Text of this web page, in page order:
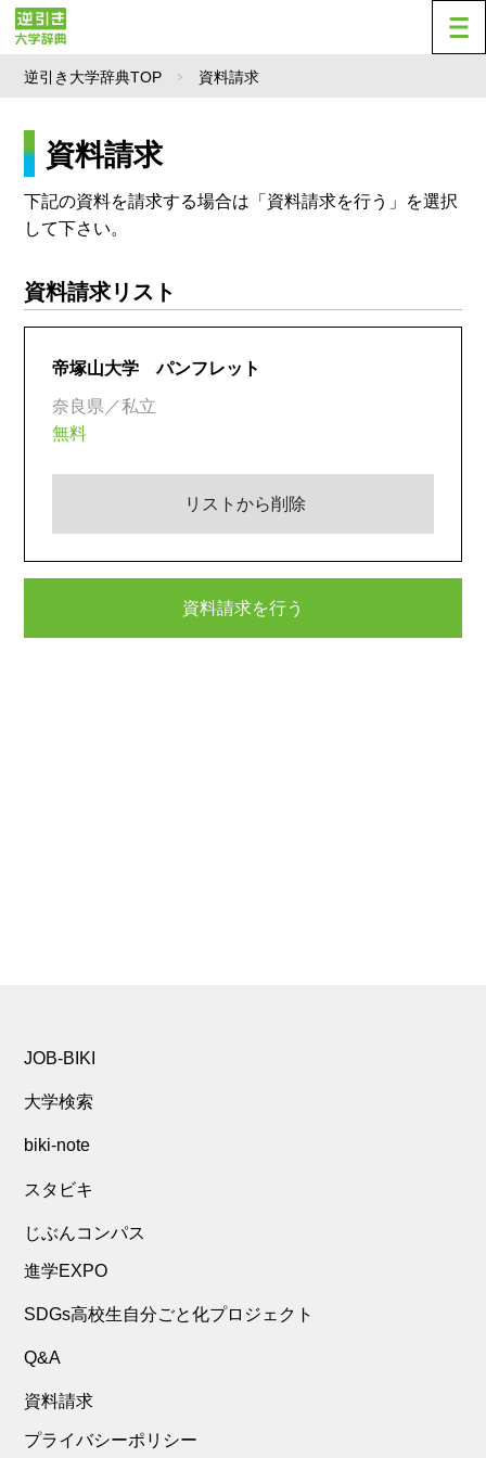
逆引き大学辞典TOP 資料請求
資料請求
下記の資料を請求する場合は「資料請求を行う」を選択
して下さい。
資料請求リスト
帝塚山大学 パンフレット
奈良県／私立
無料
リストから削除
資料請求を行う
JOB-BIKI
大学検索
biki-note
スタビキ
じぶんコンパス
進学EXPO
SDGs高校生自分ごと化プロジェクト
Q&A
資料請求
プライバシーポリシー